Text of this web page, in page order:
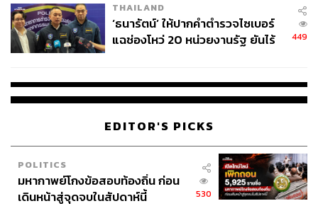
THAILAND
‘ธนารัตน์’ ให้ปากคำตำรวจไซเบอร์
แฉช่องโหว่ 20 หน่วยงานรัฐ ยันไร้
449
EDITOR'S PICKS
POLITICS
มหากาพย์โกงข้อสอบท้องถิ่น ก่อน
เดินหน้าสู่จุดจบในสัปดาห์นี้
530